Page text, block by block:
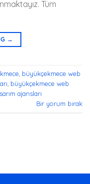
Tüm
→
büyükçekmece web
büyükçekmece web
ajansları
Bir yorum bırak